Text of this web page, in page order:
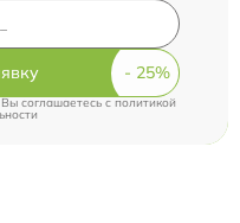
соглашаетесь cполитикой